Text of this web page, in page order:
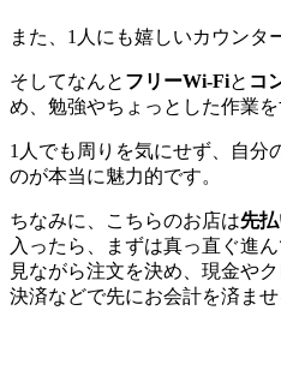
また、1人にも嬉しいカウンタ
そしてなんと フリーWi-Fiと コ
め、勉強やちょっとした作業
1人でも周りを気にせず、自分
のが本当に魅力的です。
ちなみに、こちらのお店は先払
入ったら、まずは真っ直ぐ進
見ながら注文を決め、現金や
決済などで先にお会計を済ませ